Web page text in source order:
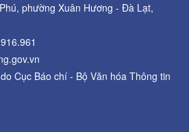
phường Xuân Hương - Đà Lạt,
Cục Báo chí - Bộ Văn hóa Thông tin